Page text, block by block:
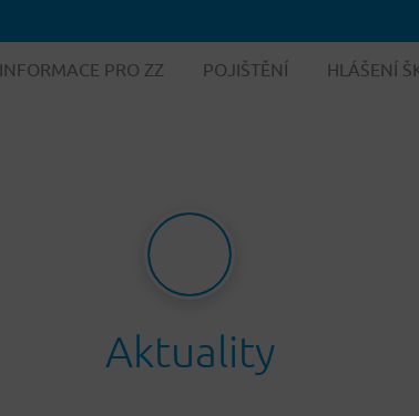
INFORMACE PRO ZZ POJIŠTĚNÍ HLÁŠENÍ
Aktuality